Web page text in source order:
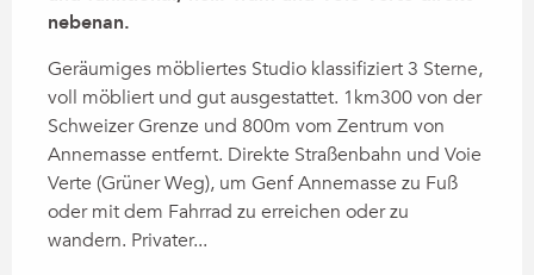
nebenan.
Geräumiges möbliertes Studio klassifiziert 3 Sterne,
voll möbliert und gut ausgestattet. 1km300 von der
Schweizer Grenze und 800m vom Zentrum von
Annemasse entfernt. Direkte Straßenbahn und Voie
Verte (Grüner Weg), um Genf Annemasse zu Fuß
oder mit dem Fahrrad zu erreichen oder zu
wandern. Privater...